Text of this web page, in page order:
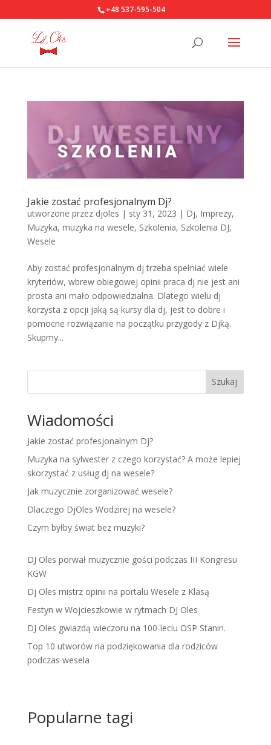
+48 537-595-504
Jakie zostać profesjonalnym Dj?
utworzone przez djoles | sty 31, 2023 | Dj, Imprezy,
Muzyka, muzyka na wesele, Szkolenia, Szkolenia DJ,
Wesele
Aby zostać profesjonalnym dj trzeba spełniać wiele
kryteriów, wbrew obiegowej opinii praca dj nie jest ani
prosta ani mało odpowiedzialna. Dlatego wielu dj
korzysta z opcji jaką są kursy dla dj, jest to dobre i
pomocne rozwiązanie na początku przygody z Djką.
Skupmy...
Szukaj
Wiadomości
Jakie zostać profesjonalnym Dj?
Muzyka na sylwester z czego korzystać? A może lepiej
skorzystać z usług dj na wesele?
Jak muzycznie zorganizować wesele?
Dlaczego DjOles Wodzirej na wesele?
Czym byłby świat bez muzyki?
DJ Oles porwał muzycznie gości podczas III Kongresu
KGW
Dj Oles mistrz opinii na portalu Wesele z Klasą
Festyn w Wojcieszkowie w rytmach DJ Oles
DJ Oles gwiazdą wieczoru na 100-leciu OSP Stanin.
Top 10 utworów na podziękowania dla rodziców
podczas wesela
Popularne tagi